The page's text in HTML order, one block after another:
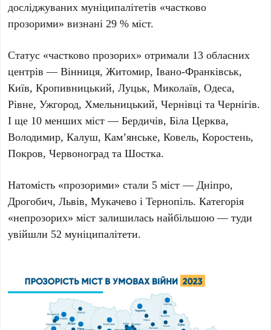
досліджуваних муніципалітетів «частково
прозорими» визнані 29 % міст.
Статус «частково прозорих» отримали 13 обласних
центрів — Вінниця, Житомир, Івано-Франківськ,
Київ, Кропивницький, Луцьк, Миколаїв, Одеса,
Рівне, Ужгород, Хмельницький, Чернівці та Чернігів.
І ще 10 менших міст — Бердичів, Біла Церква,
Володимир, Калуш, Кам’янське, Ковель, Коростень,
Покров, Червоноград та Шостка.
Натомість «прозорими» стали 5 міст — Дніпро,
Дрогобич, Львів, Мукачево і Тернопіль. Категорія
«непрозорих» міст залишилась найбільшою — туди
увійшли 52 муніципалітети.